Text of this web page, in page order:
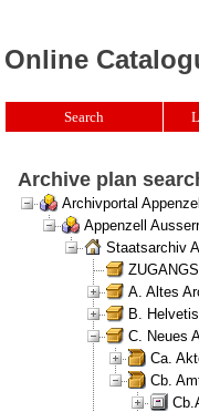
Archive plan
Archivportal
Appenzell
Staatsarchiv
A. Altes
B.
C. Neues
Ca.
Cb.
Online
Search